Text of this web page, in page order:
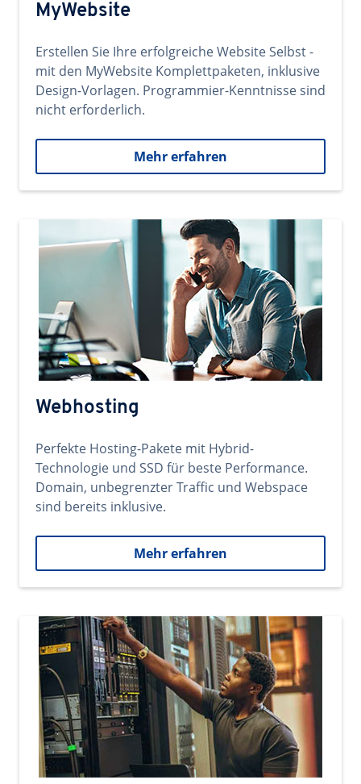
MyWebsite
Erstellen Sie Ihre erfolgreiche Website Selbst -
mit den MyWebsite Komplettpaketen, inklusive
Design-Vorlagen. Programmier-Kenntnisse sind
nicht erforderlich.
Mehr erfahren
Webhosting
Perfekte Hosting-Pakete mit Hybrid-
Technologie und SSD für beste Performance.
Domain, unbegrenzter Traffic und Webspace
sind bereits inklusive.
Mehr erfahren